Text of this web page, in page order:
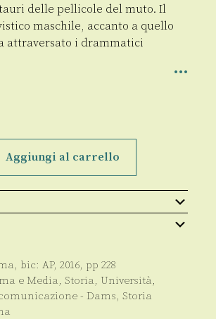
delle pellicole del muto. Il
maschile, accanto a quello
attraversato i drammatici
Aggiungi al carrello
, bic: AP, 2016, pp 228
e Media, Storia, Università,
- Dams, Storia